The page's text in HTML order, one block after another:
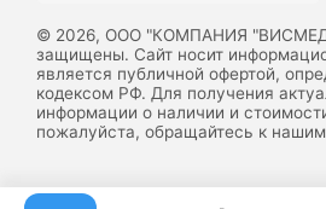
© 2026, ООО "КОМПАНИЯ
защищены. Сайт носит
является публичной офертой,
кодексом РФ. Для получения
информации о наличии и
пожалуйста, обращайтесь к